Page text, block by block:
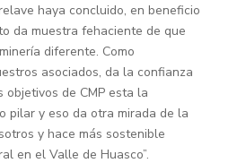
haya concluido, en beneficio
da muestra fehaciente de que
diferente. Como
asociados, da la confianza
de CMP esta la
pilar y eso da otra mirada de la
y hace más sostenible
en el Valle de Huasco”.